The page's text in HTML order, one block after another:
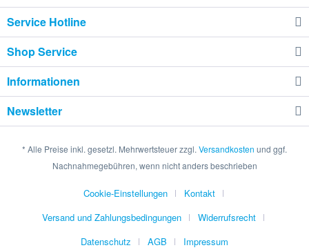
Service Hotline
Shop Service
Informationen
Newsletter
* Alle Preise inkl. gesetzl. Mehrwertsteuer zzgl. Versandkosten und ggf.
Nachnahmegebühren, wenn nicht anders beschrieben
Cookie-Einstellungen
Kontakt
Versand und Zahlungsbedingungen
Widerrufsrecht
Datenschutz
AGB Impressum